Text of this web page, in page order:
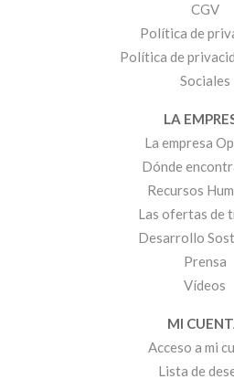
CGV
Política de
Política de
Sociales
LA
La empresa
Dónde
Recursos
Las ofertas de
Desarrollo
Prensa
Vídeos
MI
Acceso a mi
Lista de